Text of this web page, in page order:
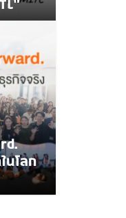
AI สร้าง Data
นโลก